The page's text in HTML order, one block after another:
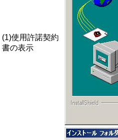
(1)使用許諾契約
書の表示